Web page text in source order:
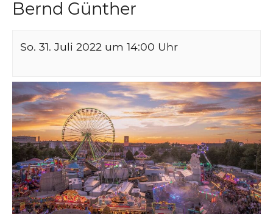
Bernd Günther
So. 31. Juli 2022 um 14:00 Uhr